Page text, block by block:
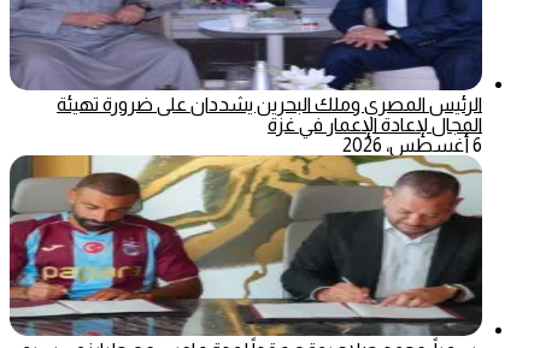
الرئيس المصري وملك البحرين يشددان على ضرورة تهيئة
المجال لإعادة الإعمار في غزة
6 أغسطس، 2026